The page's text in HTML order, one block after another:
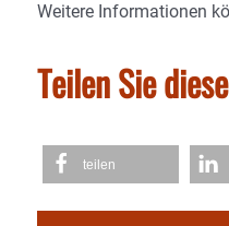
Weitere Informationen
Teilen Sie
teilen